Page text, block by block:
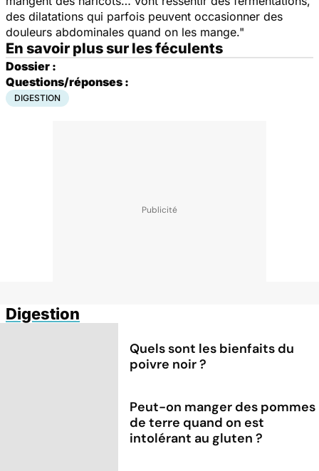
des dilatations qui parfois peuvent occasionner des
douleurs abdominales quand on les mange."
En savoir plus sur les féculents
Dossier :
Questions/réponses :
DIGESTION
Digestion
Quels sont les bienfaits du
poivre noir ?
Peut-on manger des pommes
de terre quand on est
intolérant au gluten ?